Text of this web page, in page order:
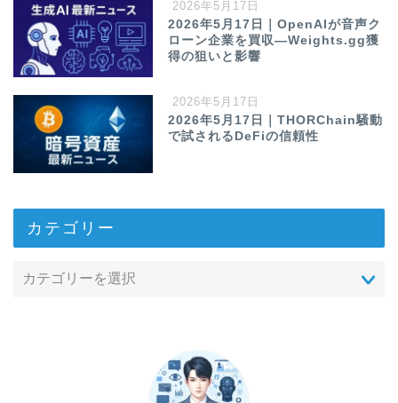
2026年5月17日
2026年5月17日｜OpenAIが音声ク
ローン企業を買収—Weights.gg獲
得の狙いと影響
2026年5月17日
2026年5月17日｜THORChain騒動
で試されるDeFiの信頼性
カテゴリー